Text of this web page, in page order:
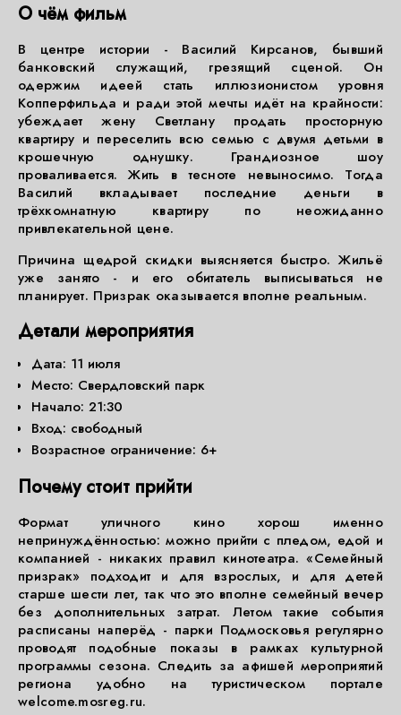
О чём фильм
В центре истории - Василий Кирсанов, бывший
банковский служащий, грезящий сценой. Он
одержим идеей стать иллюзионистом уровня
Копперфильда и ради этой мечты идёт на крайности:
убеждает жену Светлану продать просторную
квартиру и переселить всю семью с двумя детьми в
крошечную однушку. Грандиозное шоу
проваливается. Жить в тесноте невыносимо. Тогда
Василий вкладывает последние деньги в
трёхкомнатную квартиру по неожиданно
привлекательной цене.
Причина щедрой скидки выясняется быстро. Жильё
уже занято - и его обитатель выписываться не
планирует. Призрак оказывается вполне реальным.
Детали мероприятия
Дата: 11 июля
Место: Свердловский парк
Начало: 21:30
Вход: свободный
Возрастное ограничение: 6+
Почему стоит прийти
Формат уличного кино хорош именно
непринуждённостью: можно прийти с пледом, едой и
компанией - никаких правил кинотеатра. «Семейный
призрак» подходит и для взрослых, и для детей
старше шести лет, так что это вполне семейный вечер
без дополнительных затрат. Летом такие события
расписаны наперёд - парки Подмосковья регулярно
проводят подобные показы в рамках культурной
программы сезона. Следить за афишей мероприятий
региона удобно на туристическом портале
welcome.mosreg.ru.